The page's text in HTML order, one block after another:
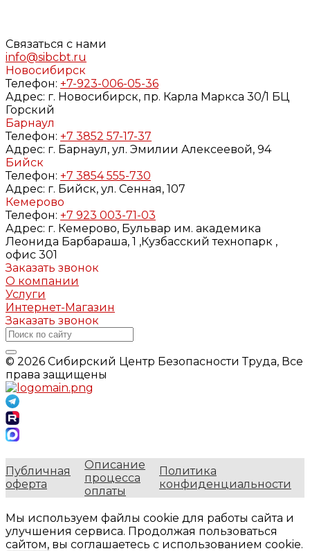
Связаться с нами
info@sibcbt.ru
Новосибирск
Телефон: +7-923-006-05-36
Адрес: г. Новосибирск, пр. Карла Маркса 30/1 БЦ
Горский
Барнаул
Телефон: +7 3852 57-17-37
Адрес: г. Барнаул, ул. Эмилии Алексеевой, 94
Бийск
Телефон: +7 3854 555-730
Адрес: г. Бийск, ул. Сенная, 107
Кемерово
Телефон: +7 923 003-71-03
Адрес: г. Кемерово, Бульвар им. академика
Леонида Барбараша, 1 ,Кузбасский технопарк ,
офис 301
Заказать звонок
О компании
Услуги
Интернет-Магазин
Заказать звонок
© 2026 Сибирский Центр Безопасности Труда, Все
права защищены
Публичная
оферта
Описание
процесса
оплаты
Политика
конфиденциальности
Мы используем файлы cookie для работы сайта и
улучшения сервиса. Продолжая пользоваться
сайтом, вы соглашаетесь с использованием cookie.